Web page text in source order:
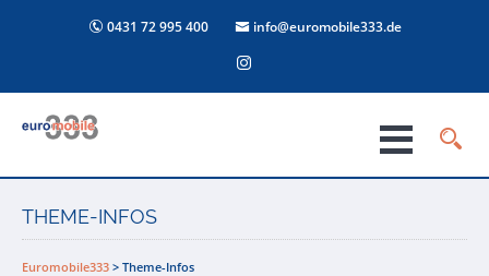
0431 72 995 400 info@euromobile333.de
THEME-INFOS
Euromobile333 > Theme-Infos